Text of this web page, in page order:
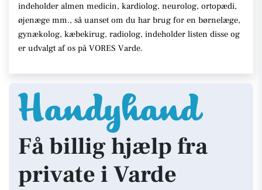
indeholder almen medicin, kardiolog, neurolog, ortopædi,
øjenæge mm., så uanset om du har brug for en børnelæge,
gynækolog, kæbekirug, radiolog, indeholder listen disse og
er udvalgt af os på VORES Varde.
Få billig hjælp fra
private i Varde